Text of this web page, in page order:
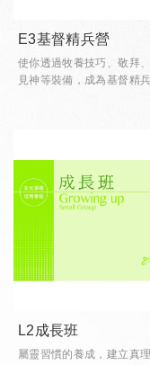
E3基督精兵營
使你透過牧養技巧、敬拜
見神等裝備，成為基督精兵
L2成長班
屬靈習慣的養成，建立真